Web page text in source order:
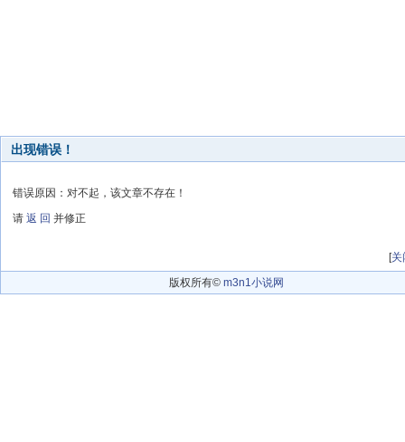
出现错误！
错误原因：对不起，该文章不存在！
请 返 回 并修正
[关
版权所有© m3n1小说网